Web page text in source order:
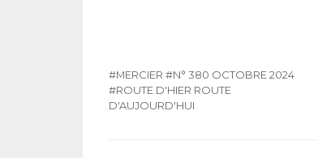
#MERCIER #N° 380 OCTOBRE 2024
#ROUTE D'HIER ROUTE
D'AUJOURD'HUI